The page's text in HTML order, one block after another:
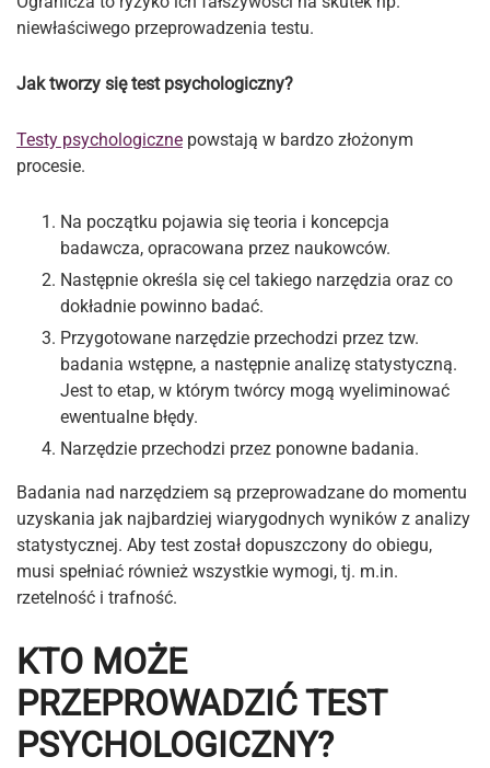
niewłaściwego przeprowadzenia testu.
Jak tworzy się test psychologiczny?
Testy psychologiczne powstają w bardzo złożonym
procesie.
Na początku pojawia się teoria i koncepcja
badawcza, opracowana przez naukowców.
Następnie określa się cel takiego narzędzia oraz co
dokładnie powinno badać.
Przygotowane narzędzie przechodzi przez tzw.
badania wstępne, a następnie analizę statystyczną.
Jest to etap, w którym twórcy mogą wyeliminować
ewentualne błędy.
Narzędzie przechodzi przez ponowne badania.
Badania nad narzędziem są przeprowadzane do momentu
uzyskania jak najbardziej wiarygodnych wyników z analizy
statystycznej. Aby test został dopuszczony do obiegu,
musi spełniać również wszystkie wymogi, tj. m.in.
rzetelność i trafność.
KTO MOŻE
PRZEPROWADZIĆ TEST
PSYCHOLOGICZNY?